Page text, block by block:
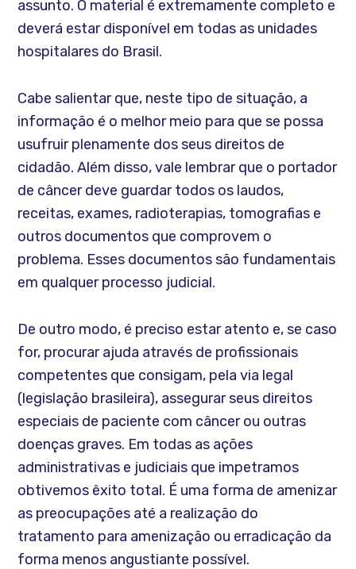
assunto. O material é extremamente completo e
deverá estar disponível em todas as unidades
hospitalares do Brasil.
Cabe salientar que, neste tipo de situação, a
informação é o melhor meio para que se possa
usufruir plenamente dos seus direitos de
cidadão. Além disso, vale lembrar que o portador
de câncer deve guardar todos os laudos,
receitas, exames, radioterapias, tomografias e
outros documentos que comprovem o
problema. Esses documentos são fundamentais
em qualquer processo judicial.
De outro modo, é preciso estar atento e, se caso
for, procurar ajuda através de profissionais
competentes que consigam, pela via legal
(legislação brasileira), assegurar seus direitos
especiais de paciente com câncer ou outras
doenças graves. Em todas as ações
administrativas e judiciais que impetramos
obtivemos êxito total. É uma forma de amenizar
as preocupações até a realização do
tratamento para amenização ou erradicação da
forma menos angustiante possível.